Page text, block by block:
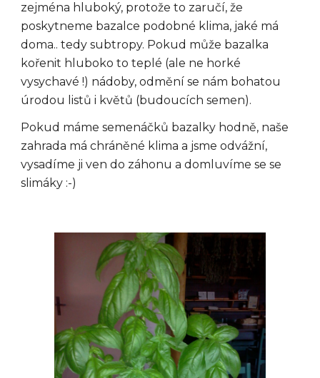
zejména hluboký, protože to zaručí, že
poskytneme bazalce podobné klima, jaké má
doma.. tedy subtropy. Pokud může bazalka
kořenit hluboko to teplé (ale ne horké
vysychavé !) nádoby, odmění se nám bohatou
úrodou listů i květů (budoucích semen).
Pokud máme semenáčků bazalky hodně, naše
zahrada má chráněné klima a jsme odvážní,
vysadíme ji ven do záhonu a domluvíme se se
slimáky :-)